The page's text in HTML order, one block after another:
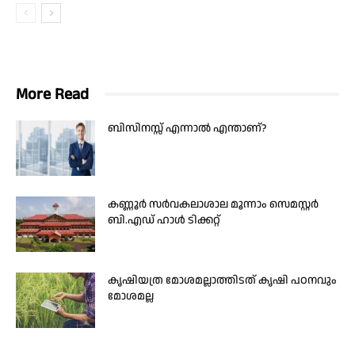
More Read
ബിസിനസ്സ് എന്നാല്‍ എന്താണ്?
കണ്ണൂർ സർവകലാശാല മൂന്നാം സെമസ്റ്റർ
ബി.എഡ് ഹാൾ ടിക്കറ്റ്
കൃഷിയത്ര മോശമല്ലാത്തിടത് കൃഷി പഠനവും
മോശമല്ല